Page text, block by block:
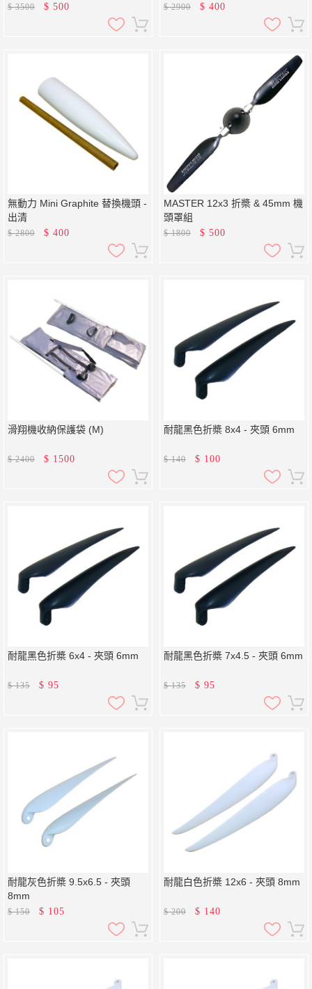
$3500 $ 500 $2900 $ 400
無動力 Mini Graphite 替換機頭 -
出清
$2800 $ 400
MASTER 12x3 折槳 & 45mm 機
頭罩組
$1800 $ 500
滑翔機收納保護袋 (M)
$2400 $ 1500
耐龍黑色折槳 8x4 - 夾頭 6mm
$140 $ 100
耐龍黑色折槳 6x4 - 夾頭 6mm
$135 $ 95
耐龍黑色折槳 7x4.5 - 夾頭 6mm
$135 $ 95
耐龍灰色折槳 9.5x6.5 - 夾頭
8mm
$150 $ 105
耐龍白色折槳 12x6 - 夾頭 8mm
$200 $ 140